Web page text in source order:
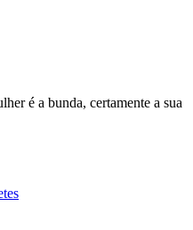
é a bunda, certamente a sua